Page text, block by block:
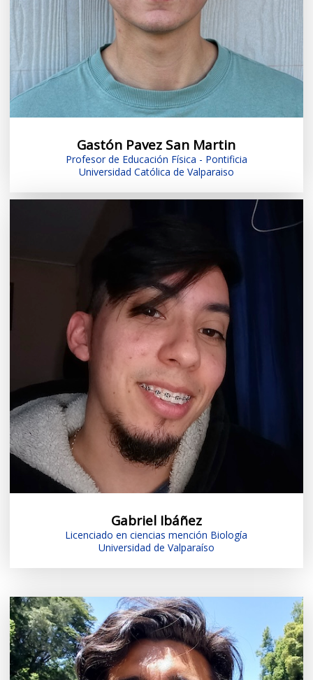
Gastón Pavez San Martin
Profesor de Educación Física - Pontificia
Universidad Católica de Valparaiso
Gabriel Ibáñez
Licenciado en ciencias mención Biología
Universidad de Valparaíso